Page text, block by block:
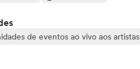
de eventos ao vivo aos artistas